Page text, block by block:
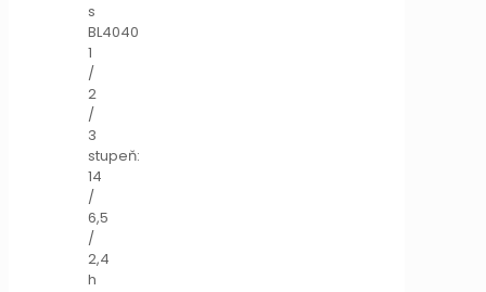
s
BL4040
1
/
2
/
3
stupeň:
14
/
6,5
/
2,4
h